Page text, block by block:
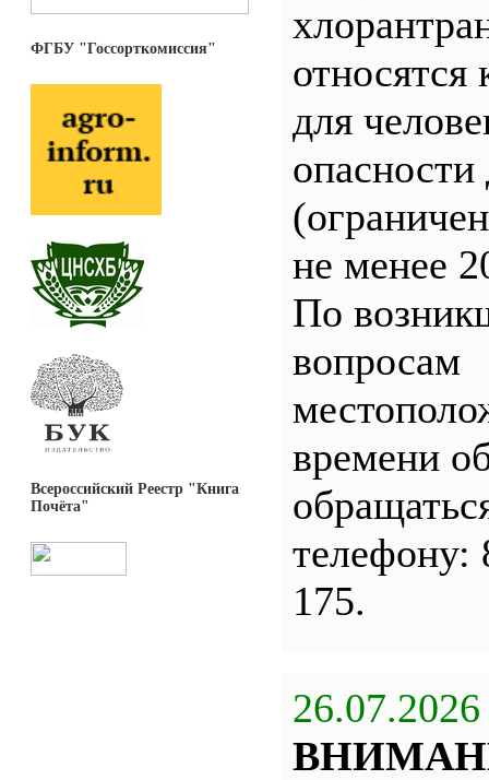
ФГБУ "Госсорткомиссия"
Всероссийский Реестр "Книга
Почёта"
относятся
для
опасности
не менее
По
вопросам
времени
телефону:
175.
26.07.2026